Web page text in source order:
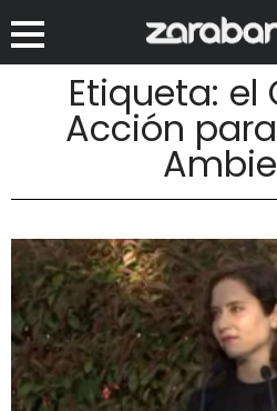
Etiqueta: el
Acción